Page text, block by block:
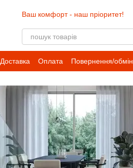
Ваш комфорт - наш пріоритет!
Доставка Оплата Повернення/обмін